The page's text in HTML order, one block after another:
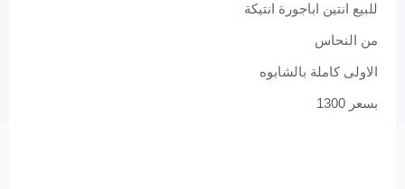
للبيع انتين اباجورة انتيكة
من النحاس
الاولى كاملة بالشابوه
بسعر 1300